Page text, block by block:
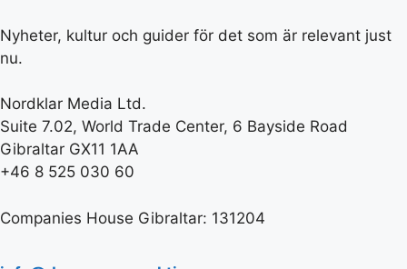
Nyheter, kultur och guider för det som är relevant just
nu.
Nordklar Media Ltd.
Suite 7.02, World Trade Center, 6 Bayside Road
Gibraltar GX11 1AA
+46 8 525 030 60
Companies House Gibraltar: 131204